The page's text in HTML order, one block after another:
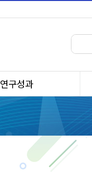
연구성과